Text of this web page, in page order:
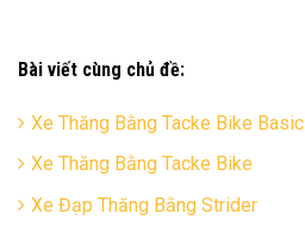
Bài viết cùng chủ đề:
Xe Thăng Bằng Tacke Bike Basic
Xe Thăng Bằng Tacke Bike
Xe Đạp Thăng Bằng Strider